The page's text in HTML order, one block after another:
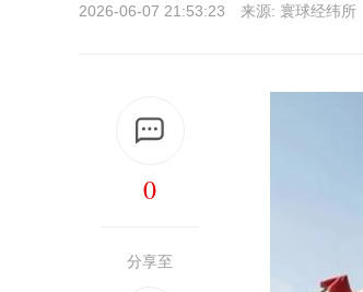
2026-06-07 21:53:23 来源: 寰球经纬所
0
分享至